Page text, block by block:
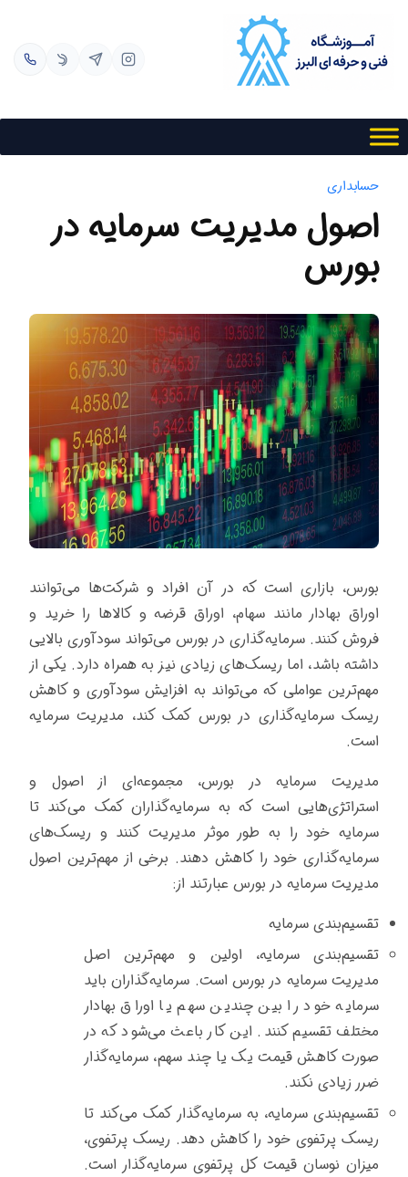
حسابداری
اصول مدیریت سرمایه در
بورس
بورس، بازاری است که در آن افراد و شرکت‌ها می‌توانند
اوراق بهادار مانند سهام، اوراق قرضه و کالاها را خرید و
فروش کنند. سرمایه‌گذاری در بورس می‌تواند سودآوری بالایی
داشته باشد، اما ریسک‌های زیادی نیز به همراه دارد. یکی از
مهم‌ترین عواملی که می‌تواند به افزایش سودآوری و کاهش
ریسک سرمایه‌گذاری در بورس کمک کند، مدیریت سرمایه
است.
مدیریت سرمایه در بورس، مجموعه‌ای از اصول و
استراتژی‌هایی است که به سرمایه‌گذاران کمک می‌کند تا
سرمایه خود را به طور موثر مدیریت کنند و ریسک‌های
سرمایه‌گذاری خود را کاهش دهند. برخی از مهم‌ترین اصول
مدیریت سرمایه در بورس عبارتند از:
تقسیم‌بندی سرمایه
تقسیم‌بندی سرمایه، اولین و مهم‌ترین اصل
مدیریت سرمایه در بورس است. سرمایه‌گذاران باید
سرمایه خود را بین چندین سهم یا اوراق بهادار
مختلف تقسیم کنند. این کار باعث می‌شود که در
صورت کاهش قیمت یک یا چند سهم، سرمایه‌گذار
ضرر زیادی نکند.
تقسیم‌بندی سرمایه، به سرمایه‌گذار کمک می‌کند تا
ریسک پرتفوی خود را کاهش دهد. ریسک پرتفوی،
میزان نوسان قیمت کل پرتفوی سرمایه‌گذار است.